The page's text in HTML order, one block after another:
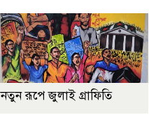
নতুন রূপে জুলাই গ্রাফিতি